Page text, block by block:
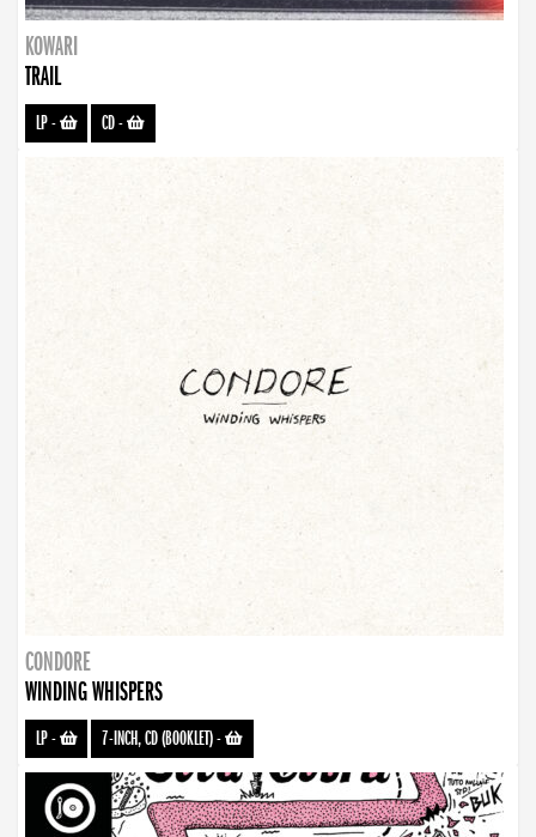
KOWARI
TRAIL
LP- CD-
CONDORE
WINDING WHISPERS
LP- 7-INCH, CD (BOOKLET)-